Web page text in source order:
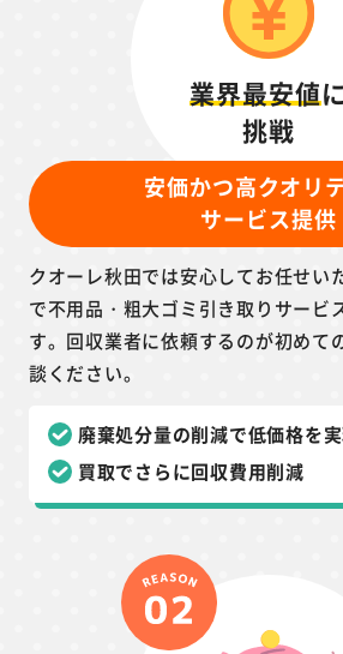
業界最安値に
挑戦
安価かつ高クオリ
サービス提供
クオーレ秋田では安心してお任せい
で不用品・粗大ゴミ引き取りサービ
す。回収業者に依頼するのが初めて
談ください。
廃棄処分量の削減で低価格を
買取でさらに回収費用削減